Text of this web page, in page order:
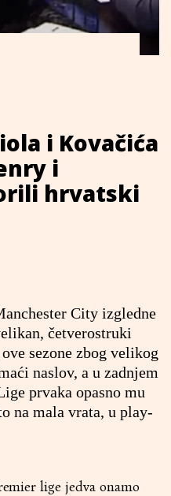
i Kovačića
i
hrvatski
City izgledne
četverostruki
sezone zbog velikog
naslov, a u zadnjem
prvaka opasno mu
na mala vrata, u play-
lige jedva onamo